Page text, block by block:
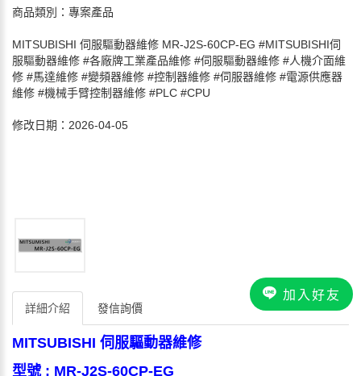
加入好友
商品類別：專案產品
MITSUBISHI 伺服驅動器維修 MR-J2S-60CP-EG #MITSUBISHI伺
服驅動器維修 #各廠牌工業產品維修 #伺服驅動器維修 #人機介面維
修 #馬達維修 #變頻器維修 #控制器維修 #伺服器維修 #電源供應器
維修 #機械手臂控制器維修 #PLC #CPU
修改日期：2026-04-05
詳細介紹 發信詢價
MITSUBISHI 伺服驅動器維修
型號 : MR-J2S-60CP-EG